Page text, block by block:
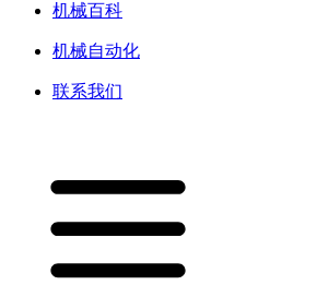
机械百科
机械自动化
联系我们